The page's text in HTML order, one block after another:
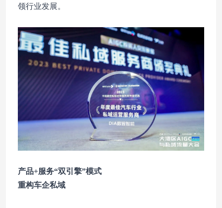
领行业发展。
产品+服务“双引擎”模式
重构车企私域